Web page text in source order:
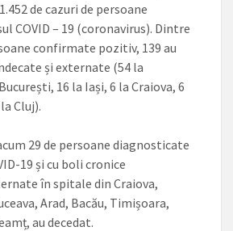
de cazuri de persoane
COVID – 19 (coronavirus). Dintre
confirmate pozitiv, 139 au
și externate (54 la
16 la Iași, 6 la Craiova, 6
Cluj).
29 de persoane diagnosticate
19 și cu boli cronice
în spitale din Craiova,
Arad, Bacău, Timișoara,
au decedat.